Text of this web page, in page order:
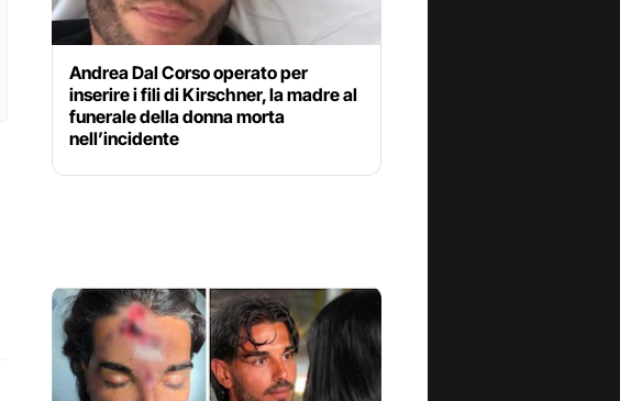
Andrea Dal Corso operato per
inserire i fili di Kirschner, la madre al
funerale della donna morta
nell’incidente